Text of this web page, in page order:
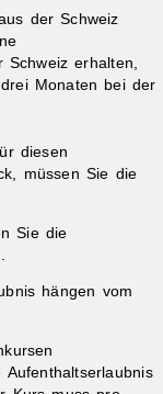
der Schweiz
Schweiz erhalten,
Monaten bei der
diesen
müssen Sie die
Sie die
hängen vom